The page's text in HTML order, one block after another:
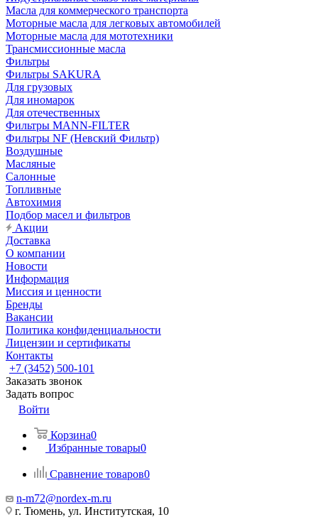
Масла для коммерческого транспорта
Моторные масла для легковых автомобилей
Моторные масла для мототехники
Трансмиссионные масла
Фильтры
Фильтры SAKURA
Для грузовых
Для иномарок
Для отечественных
Фильтры MANN-FILTER
Фильтры NF (Невский Фильтр)
Воздушные
Масляные
Салонные
Топливные
Автохимия
Подбор масел и фильтров
Акции
Доставка
О компании
Новости
Информация
Миссия и ценности
Бренды
Вакансии
Политика конфиденциальности
Лицензии и сертификаты
Контакты
+7 (3452) 500-101
Заказать звонок
Задать вопрос
Войти
Корзина0
Избранные товары0
Сравнение товаров0
n-m72@nordex-m.ru
г. Тюмень, ул. Институтская, 10